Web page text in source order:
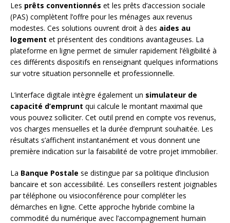
Les prêts conventionnés et les prêts d’accession sociale
(PAS) complètent l’offre pour les ménages aux revenus
modestes. Ces solutions ouvrent droit à des aides au
logement et présentent des conditions avantageuses. La
plateforme en ligne permet de simuler rapidement l’éligibilité à
ces différents dispositifs en renseignant quelques informations
sur votre situation personnelle et professionnelle.
L’interface digitale intègre également un simulateur de
capacité d’emprunt qui calcule le montant maximal que
vous pouvez solliciter. Cet outil prend en compte vos revenus,
vos charges mensuelles et la durée d’emprunt souhaitée. Les
résultats s’affichent instantanément et vous donnent une
première indication sur la faisabilité de votre projet immobilier.
La Banque Postale se distingue par sa politique d’inclusion
bancaire et son accessibilité. Les conseillers restent joignables
par téléphone ou visioconférence pour compléter les
démarches en ligne. Cette approche hybride combine la
commodité du numérique avec l’accompagnement humain